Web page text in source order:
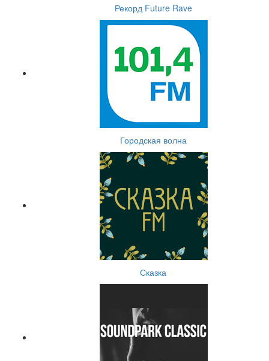
Рекорд Future Rave
Городская волна
Сказка